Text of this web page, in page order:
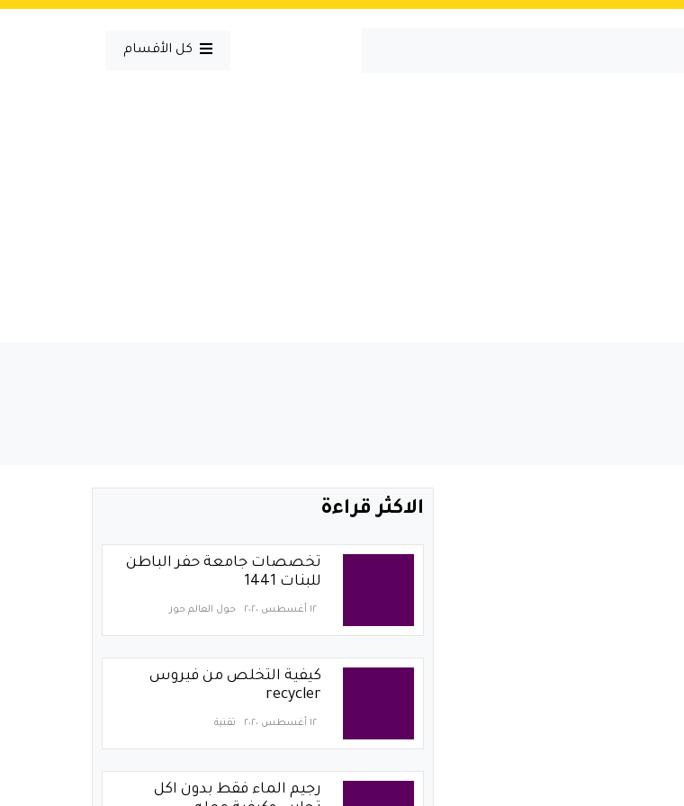
كل الأقسام
الاكثر قراءة
تخصصات جامعة حفر الباطن
للبنات 1441
١٢ أغسطس ٢٠٢٠ حول العالم حور
كيفية التخلص من فيروس
recycler
١٢ أغسطس ٢٠٢٠ تقنية
رجيم الماء فقط بدون اكل